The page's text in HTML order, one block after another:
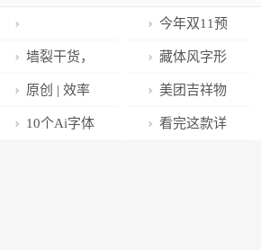
今年双11预
售页来了！你
看别人家都设
计啥样？
墙裂干货，
从主体和编排
看版式设计！
藏体风字形
怎么做
原创 | 效率
翻倍！超好用
美团吉祥物
升级！更可爱
10个Ai字体 看完这款详